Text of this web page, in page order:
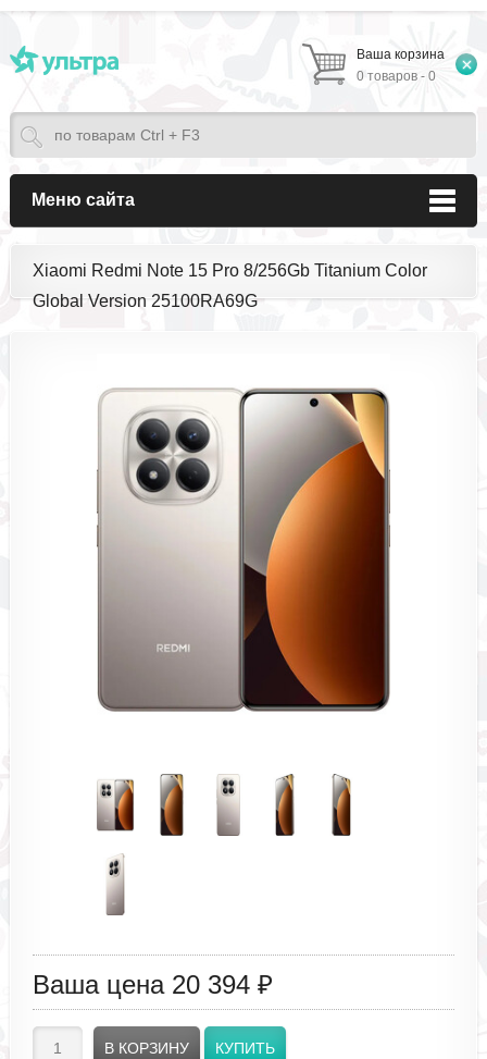
Ваша корзина
0 товаров - 0
Меню сайта
Xiaomi Redmi Note 15 Pro 8/256Gb Titanium Color
Global Version 25100RA69G
Ваша цена 20 394 ₽